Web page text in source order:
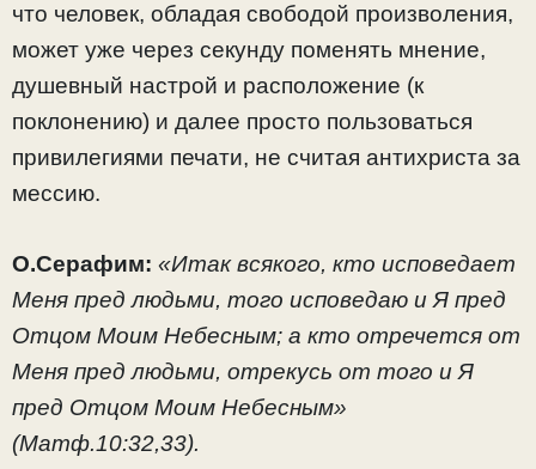
что человек, обладая свободой произволения,
может уже через секунду поменять мнение,
душевный настрой и расположение (к
поклонению) и далее просто пользоваться
привилегиями печати, не считая антихриста за
мессию.
О.Серафим: «Итак всякого, кто исповедает
Меня пред людьми, того исповедаю и Я пред
Отцом Моим Небесным; а кто отречется от
Меня пред людьми, отрекусь от того и Я
пред Отцом Моим Небесным»
(Матф.10:32,33).